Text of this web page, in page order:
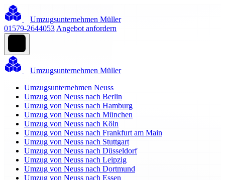
Umzugsunternehmen Müller
01579-2644053 Angebot anfordern
Umzugsunternehmen Müller
Umzugsunternehmen Neuss
Umzug von Neuss nach Berlin
Umzug von Neuss nach Hamburg
Umzug von Neuss nach München
Umzug von Neuss nach Köln
Umzug von Neuss nach Frankfurt am Main
Umzug von Neuss nach Stuttgart
Umzug von Neuss nach Düsseldorf
Umzug von Neuss nach Leipzig
Umzug von Neuss nach Dortmund
Umzug von Neuss nach Essen